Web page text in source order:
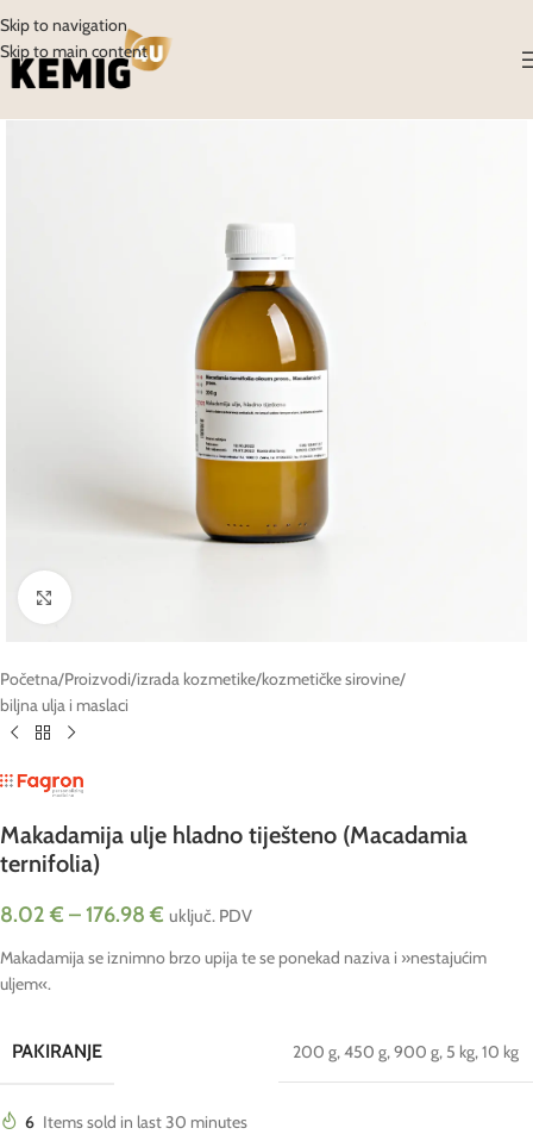
Skip to navigation
Skip to main content
Početna/Proizvodi/izrada kozmetike/kozmetičke sirovine/
biljna ulja i maslaci
Makadamija ulje hladno tiješteno (Macadamia
ternifolia)
8.02 € –176.98 € uključ. PDV
Makadamija se iznimno brzo upija te se ponekad naziva i »nestajućim
uljem«.
PAKIRANJE 200 g,450 g,900 g, 5 kg,10 kg
6 Items sold in last 30 minutes